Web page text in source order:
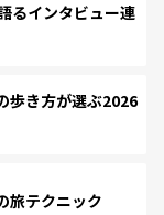
るインタビュー連
歩き方が選ぶ2026
旅テクニック